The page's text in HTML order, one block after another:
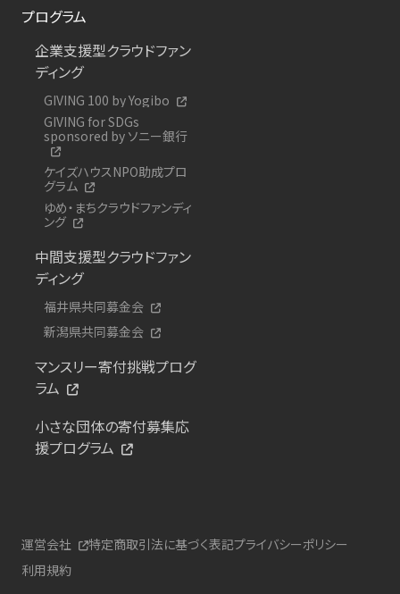
プログラム
企業支援型クラウドファン
ディング
GIVING 100 by Yogibo
GIVING for SDGs
sponsored by ソニー銀行
ケイズハウスNPO助成プロ
グラム
ゆめ・まちクラウドファンディ
ング
中間支援型クラウドファン
ディング
福井県共同募金会
新潟県共同募金会
マンスリー寄付挑戦プログ
ラム
小さな団体の寄付募集応
援プログラム
運営会社 特定商取引法に基づく表記プライバシーポリシー
利用規約